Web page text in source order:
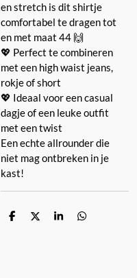
en stretch is dit shirtje
comfortabel te dragen tot
en met maat 44 🙌
💖 Perfect te combineren
met een high waist jeans,
rokje of short
💖 Ideaal voor een casual
dagje of een leuke outfit
met een twist
Een echte allrounder die
niet mag ontbreken in je
kast!
D
D
S
D